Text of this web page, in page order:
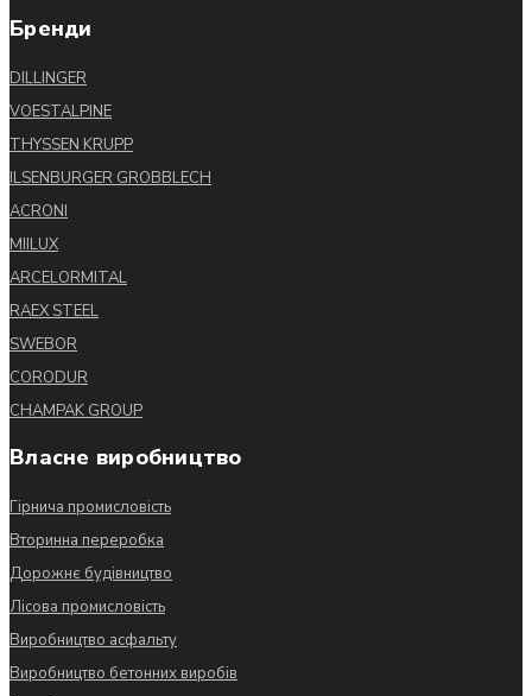
Бренди
DILLINGER
VOESTALPINE
THYSSEN KRUPP
ILSENBURGER GROBBLECH
ACRONI
MIILUX
ARCELORMITAL
RAEX STEEL
SWEBOR
CORODUR
CHAMPAK GROUP
Власне виробництво
Гірнича промисловість
Вторинна переробка
Дорожнє будівництво
Лісова промисловість
Виробництво асфальту
Виробництво бетонних виробів